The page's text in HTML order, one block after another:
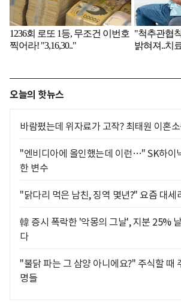
오늘의 핫뉴스
바람폈는데 위자료가 고작? 최태원 이혼
"엔비디아에 올인했는데 이런…" SK하이
한 변수
"닭다리 먹은 남친, 징역 몇년?" 요즘 대세
韓 증시 폭락한 '악몽의 그날', 지분 25%
다
"불닭 파는 그 삼양 아니에요?" 주식할 때
명들